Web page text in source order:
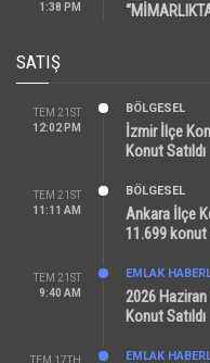
1:38 PM
SATIŞ
TEM 21ST
12:02 PM
BÖLGESEL
İzmir İlçe
Konut Satıldı
TEM 21ST
11:11 AM
BÖLGESEL
Ankara İlçe
11.699 konut
TEM 21ST
9:40 AM
EMLAK
2026
Konut Satıldı
TEM 17TH EMLAK